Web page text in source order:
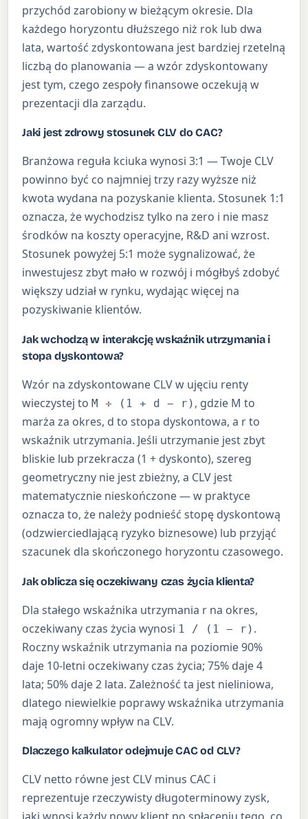
przychód zarobiony w bieżącym okresie. Dla
każdego horyzontu dłuższego niż rok lub dwa
lata, wartość zdyskontowana jest bardziej rzetelną
liczbą do planowania — a wzór zdyskontowany
jest tym, czego zespoły finansowe oczekują w
prezentacji dla zarządu.
Jaki jest zdrowy stosunek CLV do CAC?
Branżowa reguła kciuka wynosi 3:1 — Twoje CLV
powinno być co najmniej trzy razy wyższe niż
kwota wydana na pozyskanie klienta. Stosunek 1:1
oznacza, że wychodzisz tylko na zero i nie masz
środków na koszty operacyjne, R&D ani wzrost.
Stosunek powyżej 5:1 może sygnalizować, że
inwestujesz zbyt mało w rozwój i mógłbyś zdobyć
większy udział w rynku, wydając więcej na
pozyskiwanie klientów.
Jak wchodzą w interakcję wskaźnik utrzymania i
stopa dyskontowa?
Wzór na zdyskontowane CLV w ujęciu renty
wieczystej toM ÷ (1 + d − r) , gdzie M to
marża za okres, d to stopa dyskontowa, a r to
wskaźnik utrzymania. Jeśli utrzymanie jest zbyt
bliskie lub przekracza (1 + dyskonto), szereg
geometryczny nie jest zbieżny, a CLV jest
matematycznie nieskończone — w praktyce
oznacza to, że należy podnieść stopę dyskontową
(odzwierciedlającą ryzyko biznesowe) lub przyjąć
szacunek dla skończonego horyzontu czasowego.
Jak oblicza się oczekiwany czas życia klienta?
Dla stałego wskaźnika utrzymania r na okres,
oczekiwany czas życia wynosi 1 / (1 − r) .
Roczny wskaźnik utrzymania na poziomie 90%
daje 10-letni oczekiwany czas życia; 75% daje 4
lata; 50% daje 2 lata. Zależność ta jest nieliniowa,
dlatego niewielkie poprawy wskaźnika utrzymania
mają ogromny wpływ na CLV.
Dlaczego kalkulator odejmuje CAC od CLV?
CLV netto równe jest CLV minus CAC i
reprezentuje rzeczywisty długoterminowy zysk,